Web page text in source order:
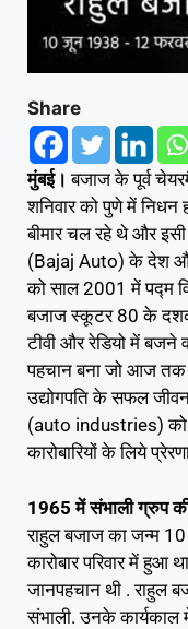
Share
मुंबई। बजाज के पूर्व
शनिवार को पुणे में निधन
बीमार चल रहे थे और
(Bajaj Auto) के देश और
को साल 2001 में पद्म
बजाज स्कूटर 80 के
टीवी और रेडियो में बजने
पहचान बना जो आज
उद्योगपति के सफल
(auto industries) को
कारोबारियों के लिये
1965 में संभाली ग्रुप की
राहुल बजाज का जन्म
कारोबार परिवार में हुआ
जानपहचान थी . राहुल
संभाली. उनके